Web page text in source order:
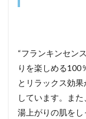
“フランキンセン
りを楽しめる100
とリラックス効
しています。ま
湯上がりの肌をし